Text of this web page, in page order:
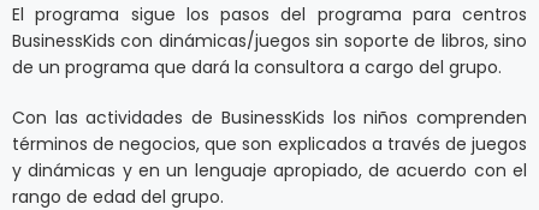
El programa sigue los pasos del programa para centros
BusinessKids con dinámicas/juegos sin soporte de libros, sino
de un programa que dará la consultora a cargo del grupo.
Con las actividades de BusinessKids los niños comprenden
términos de negocios, que son explicados a través de juegos
y dinámicas y en un lenguaje apropiado, de acuerdo con el
rango de edad del grupo.